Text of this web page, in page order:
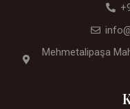
Mehmetalipaşa